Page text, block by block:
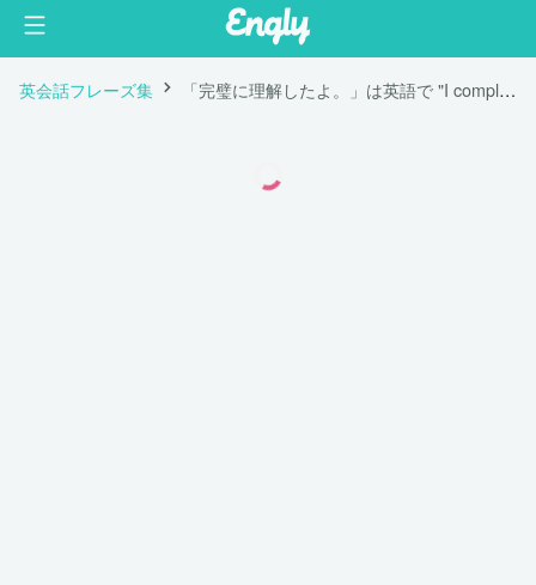
英会話フレーズ集 「完璧に理解したよ。」は英語で "I completely understand."